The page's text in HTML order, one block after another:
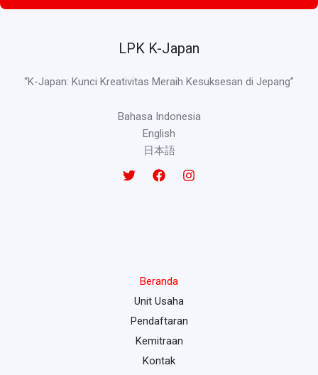
LPK K-Japan
“K-Japan: Kunci Kreativitas Meraih Kesuksesan di Jepang”
Bahasa Indonesia
English
日本語
Beranda
Unit Usaha
Pendaftaran
Kemitraan
Kontak